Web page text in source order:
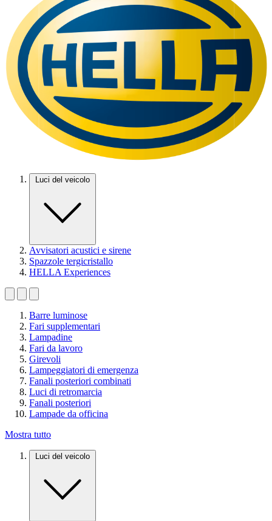
Luci del veicolo
Avvisatori acustici e sirene
Spazzole tergicristallo
HELLA Experiences
Barre luminose
Fari supplementari
Lampadine
Fari da lavoro
Girevoli
Lampeggiatori di emergenza
Fanali posteriori combinati
Luci di retromarcia
Fanali posteriori
Lampade da officina
Mostra tutto
Luci del veicolo